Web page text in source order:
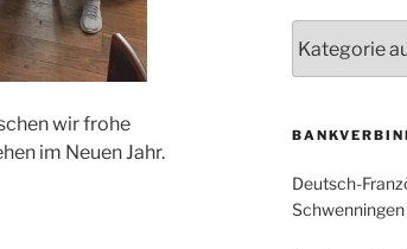
wir frohe
im Neuen Jahr.
Deutsch-
Schwenningen